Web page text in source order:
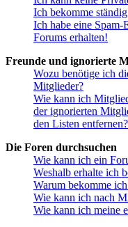
Ich bekomme
Ich habe eine
Forums erhalten!
Freunde und ignorierte
Wozu benötige ich
Mitglieder?
Wie kann ich
der ignorierten
den Listen entfernen?
Die Foren durchsuchen
Wie kann ich ein
Weshalb erhalte ich
Warum bekomme
Wie kann ich nach
Wie kann ich meine